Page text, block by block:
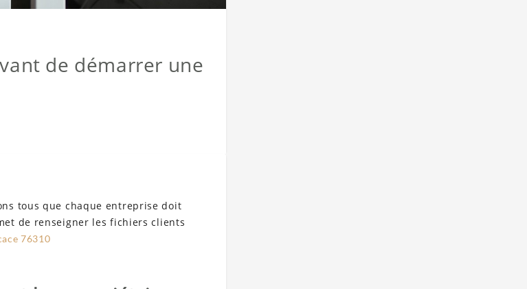
de démarrer une
tous que chaque entreprise doit
de renseigner les fichiers clients
76310